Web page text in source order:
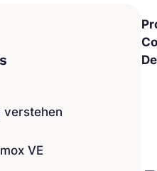
verstehen
VE